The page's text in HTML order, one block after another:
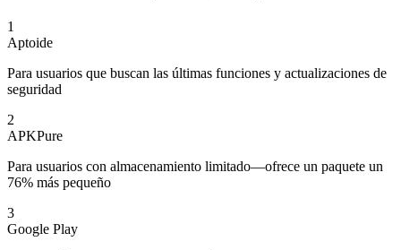
1
Aptoide
Para usuarios que buscan las últimas funciones y actualizaciones de
seguridad
2
APKPure
Para usuarios con almacenamiento limitado—ofrece un paquete un
76% más pequeño
3
Google Play